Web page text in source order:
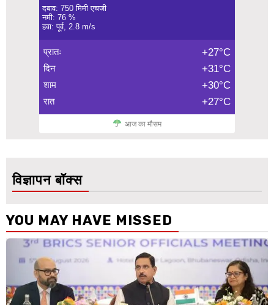
दबाव: 750 मिमी एचजी
नमी: 76 %
हवा: पूर्व, 2.8 m/s
प्रातः +27°C
दिन +31°C
शाम +30°C
रात +27°C
आज का मौसम
विज्ञापन बॉक्स
YOU MAY HAVE MISSED